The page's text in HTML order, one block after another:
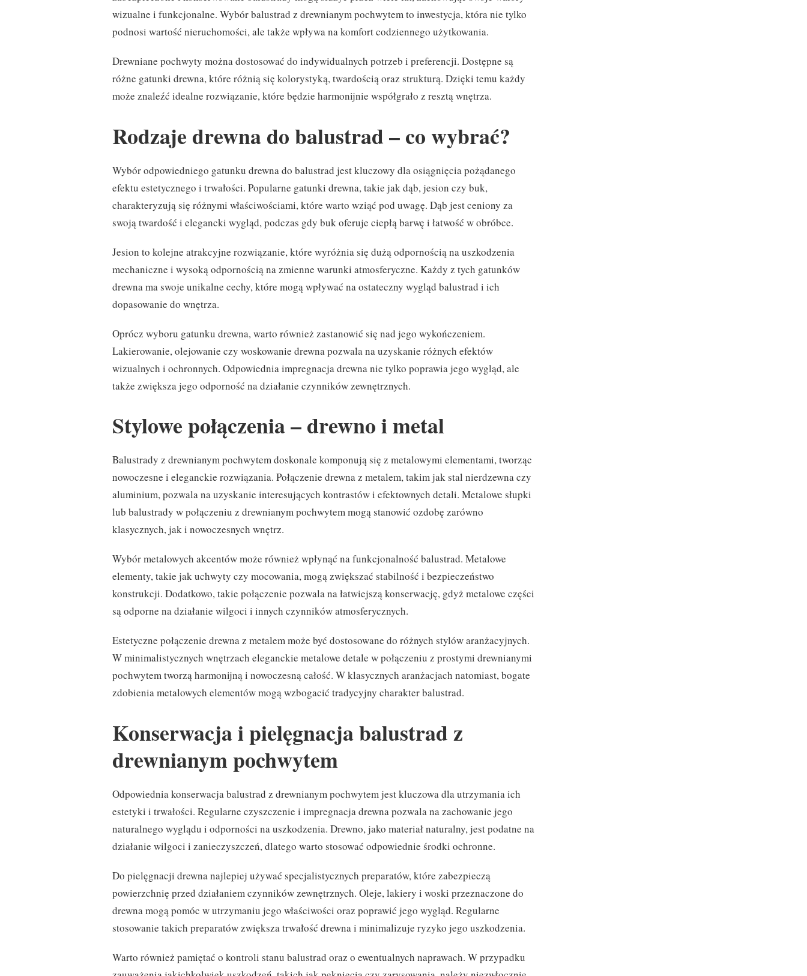
wizualne i funkcjonalne. Wybór balustrad z drewnianym pochwytem to inwestycja, która nie tylko
podnosi wartość nieruchomości, ale także wpływa na komfort codziennego użytkowania.
Drewniane pochwyty można dostosować do indywidualnych potrzeb i preferencji. Dostępne są
różne gatunki drewna, które różnią się kolorystyką, twardością oraz strukturą. Dzięki temu każdy
może znaleźć idealne rozwiązanie, które będzie harmonijnie współgrało z resztą wnętrza.
Rodzaje drewna do balustrad – co wybrać?
Wybór odpowiedniego gatunku drewna do balustrad jest kluczowy dla osiągnięcia pożądanego
efektu estetycznego i trwałości. Popularne gatunki drewna, takie jak dąb, jesion czy buk,
charakteryzują się różnymi właściwościami, które warto wziąć pod uwagę. Dąb jest ceniony za
swoją twardość i elegancki wygląd, podczas gdy buk oferuje ciepłą barwę i łatwość w obróbce.
Jesion to kolejne atrakcyjne rozwiązanie, które wyróżnia się dużą odpornością na uszkodzenia
mechaniczne i wysoką odpornością na zmienne warunki atmosferyczne. Każdy z tych gatunków
drewna ma swoje unikalne cechy, które mogą wpływać na ostateczny wygląd balustrad i ich
dopasowanie do wnętrza.
Oprócz wyboru gatunku drewna, warto również zastanowić się nad jego wykończeniem.
Lakierowanie, olejowanie czy woskowanie drewna pozwala na uzyskanie różnych efektów
wizualnych i ochronnych. Odpowiednia impregnacja drewna nie tylko poprawia jego wygląd, ale
także zwiększa jego odporność na działanie czynników zewnętrznych.
Stylowe połączenia – drewno i metal
Balustrady z drewnianym pochwytem doskonale komponują się z metalowymi elementami, tworząc
nowoczesne i eleganckie rozwiązania. Połączenie drewna z metalem, takim jak stal nierdzewna czy
aluminium, pozwala na uzyskanie interesujących kontrastów i efektownych detali. Metalowe słupki
lub balustrady w połączeniu z drewnianym pochwytem mogą stanowić ozdobę zarówno
klasycznych, jak i nowoczesnych wnętrz.
Wybór metalowych akcentów może również wpłynąć na funkcjonalność balustrad. Metalowe
elementy, takie jak uchwyty czy mocowania, mogą zwiększać stabilność i bezpieczeństwo
konstrukcji. Dodatkowo, takie połączenie pozwala na łatwiejszą konserwację, gdyż metalowe części
są odporne na działanie wilgoci i innych czynników atmosferycznych.
Estetyczne połączenie drewna z metalem może być dostosowane do różnych stylów aranżacyjnych.
W minimalistycznych wnętrzach eleganckie metalowe detale w połączeniu z prostymi drewnianymi
pochwytem tworzą harmonijną i nowoczesną całość. W klasycznych aranżacjach natomiast, bogate
zdobienia metalowych elementów mogą wzbogacić tradycyjny charakter balustrad.
Konserwacja i pielęgnacja balustrad z
drewnianym pochwytem
Odpowiednia konserwacja balustrad z drewnianym pochwytem jest kluczowa dla utrzymania ich
estetyki i trwałości. Regularne czyszczenie i impregnacja drewna pozwala na zachowanie jego
naturalnego wyglądu i odporności na uszkodzenia. Drewno, jako materiał naturalny, jest podatne na
działanie wilgoci i zanieczyszczeń, dlatego warto stosować odpowiednie środki ochronne.
Do pielęgnacji drewna najlepiej używać specjalistycznych preparatów, które zabezpieczą
powierzchnię przed działaniem czynników zewnętrznych. Oleje, lakiery i woski przeznaczone do
drewna mogą pomóc w utrzymaniu jego właściwości oraz poprawić jego wygląd. Regularne
stosowanie takich preparatów zwiększa trwałość drewna i minimalizuje ryzyko jego uszkodzenia.
Warto również pamiętać o kontroli stanu balustrad oraz o ewentualnych naprawach. W przypadku